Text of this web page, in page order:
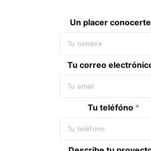
Un placer conocerte
Tu correo
Tu teléfóno *